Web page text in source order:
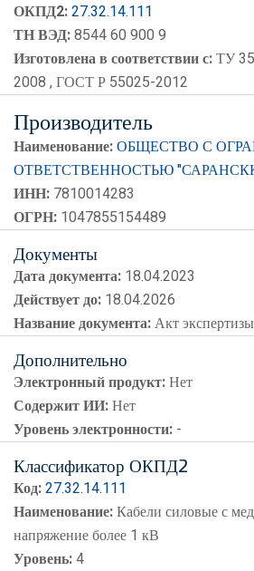
ОКПД2:27.32.14.111
ТН ВЭД:8544 60 900 9
Изготовлена в соответствии с:ТУ
2008 , ГОСТ Р 55025-2012
Производитель
Наименование:ОБЩЕСТВО С
ОТВЕТСТВЕННОСТЬЮ
ИНН: 7810014283
ОГРН: 1047855154489
Документы
Дата документа: 18.04.2023
Действует до: 18.04.2026
Название документа:Акт
Дополнительно
Электронный продукт:Нет
Содержит ИИ:Нет
Уровень электронности: -
Классификатор ОКПД2
Код:27.32.14.111
Наименование:Кабели силовые с
напряжение более 1 кВ
Уровень:4